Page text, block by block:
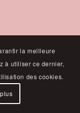
la meilleure
à utiliser ce dernier,
des cookies.